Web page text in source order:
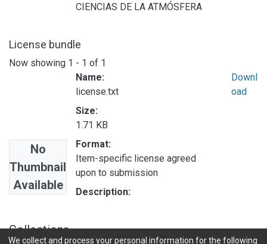
CIENCIAS DE LA ATMÓSFERA
License bundle
Now showing 1 - 1 of 1
No
Thumbnail
Available
Name:
license.txt
Size:
1.71 KB
Format:
Item-specific license agreed
upon to submission
Description:
Downl
oad
Collections
We collect and process your personal information for the following